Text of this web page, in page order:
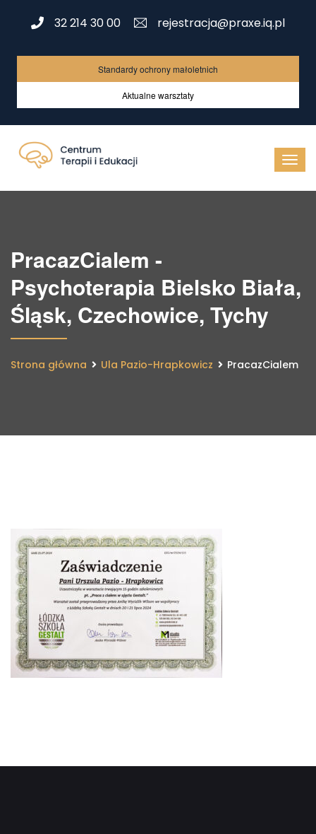
32 214 30 00 rejestracja@praxe.iq.pl
Standardy ochrony małoletnich
Aktualne warsztaty
PracazCialem -
Psychoterapia Bielsko Biała,
Śląsk, Czechowice, Tychy
Strona główna Ula Pazio-Hrapkowicz PracazCialem